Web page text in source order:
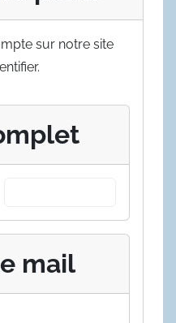
sur notre site
mail